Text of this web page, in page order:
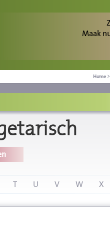
Maak
Home >
T U V W X